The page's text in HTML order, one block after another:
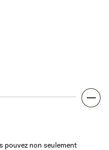
pouvez non seulement